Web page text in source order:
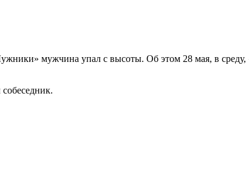
мужчина упал с высоты. Об этом 28 мая, в